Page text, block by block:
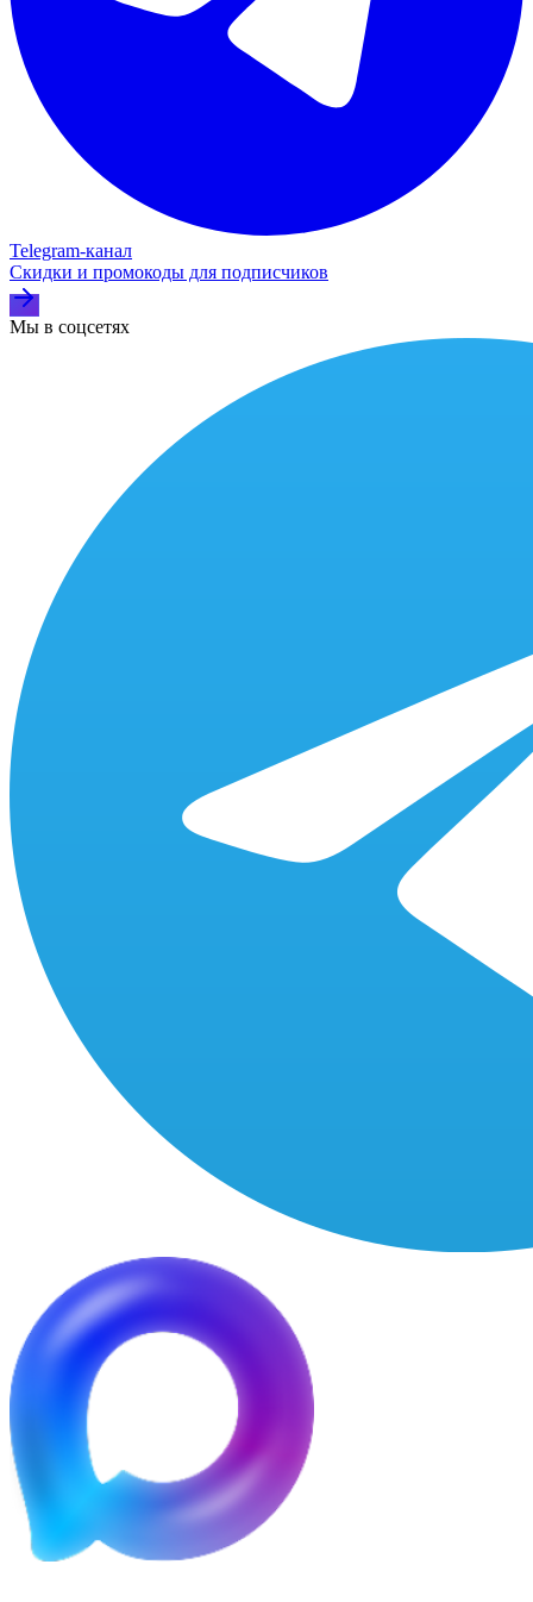
Telegram‑канал
Скидки и промокоды для подписчиков
Мы в соцсетях